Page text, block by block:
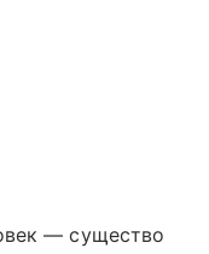
— существо